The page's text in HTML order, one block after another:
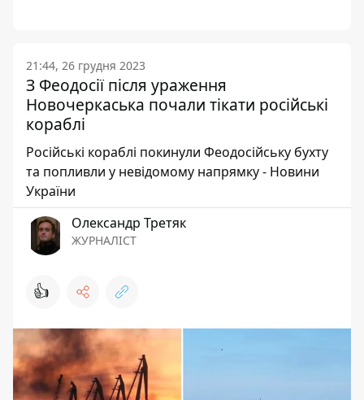
21:44, 26 грудня 2023
З Феодосії після ураження
Новочеркаська почали тікати російські
кораблі
Російські кораблі покинули Феодосійську бухту
та попливли у невідомому напрямку - Новини
України
Олександр Третяк
ЖУРНАЛІСТ
👍